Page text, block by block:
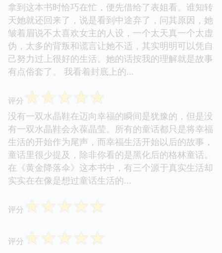
拿到这本书时恰巧在忙，便先借给了表姐看。谁知转
天她就还回来了，说是看到中途弃了，问其原因，她
皱着眉说不太喜欢女主的人设，一个太天真一个太虚
伪，太多的背叛和谎言让她不适，其实明明可以凭自
己努力过上很好的生活。她的话按我的理解就是故事
有点俗套了。 我看着封底上的...
评分 ☆☆☆☆☆
没有一双水晶鞋在迈向幸福的瞬间是犹豫的，但是没
有一双水晶鞋会永葆晶莹。所有的童话都只是将幸福
生活的开始作为尾声，而幸福生活开始以后的故事，
童话里很少提及，除非你看的是黑化后的格林童话。
在《黄金降落伞》这本书中，有三个源于真实生活却
实实在在像是想过童话生活的...
评分 ☆☆☆☆☆
评分 ☆☆☆☆☆